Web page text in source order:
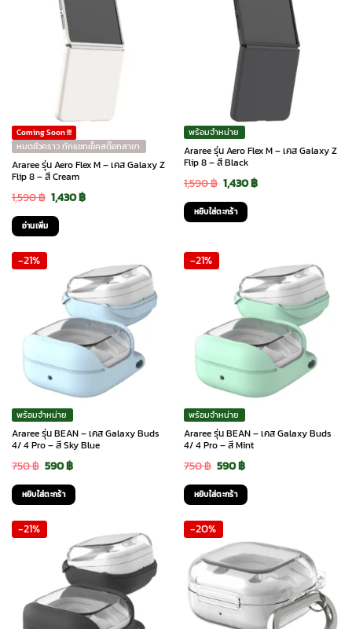
Coming Soon !!!
หมดชั่วคราว ทักแชทเช็คสต๊อกสาขา
Araree รุ่น Aero Flex M – เคส Galaxy Z
Flip 8 – สี Cream
1,590฿ Original
price
was:
1,430฿Current
1,430 ฿.
อ่านเพิ่ม
พร้อมจำหน่าย
Araree รุ่น Aero Flex M – เคส Galaxy Z
Flip 8 – สี Black
1,590฿ Original
price
was:
1,430฿Current
หยิบใส่ตะกร้า
-21%
พร้อมจำหน่าย
Araree รุ่น BEAN – เคส Galaxy Buds
4/ 4 Pro – สี Sky Blue
750฿ Original
price
was:
590฿Current
price
is:
หยิบใส่ตะกร้า
-21%
พร้อมจำหน่าย
Araree รุ่น BEAN – เคส Galaxy Buds
4/ 4 Pro – สี Mint
750฿ Original
price
was:
590฿Current
price
is:
หยิบใส่ตะกร้า
-21% -20%